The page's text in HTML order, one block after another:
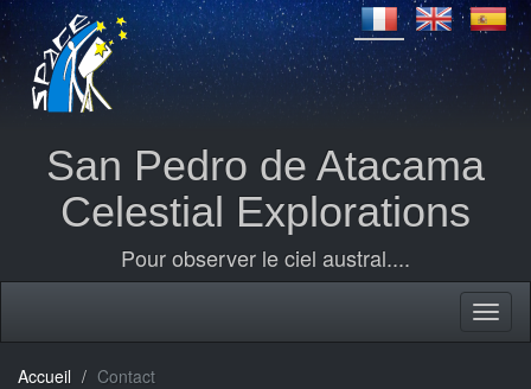
San Pedro de Atacama
Celestial Explorations
Pour observer le ciel austral....
Accueil Contact